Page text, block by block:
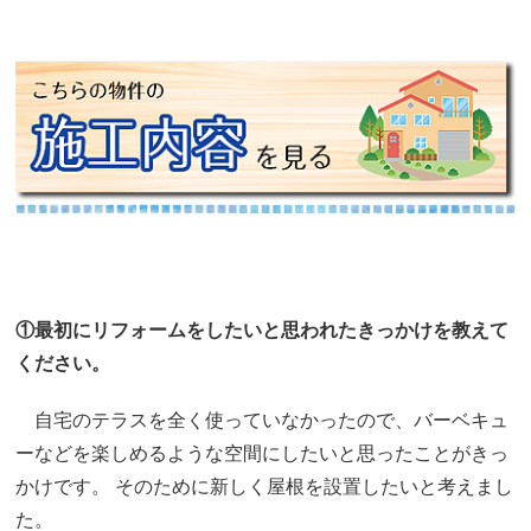
①最初にリフォームをしたいと思われたきっかけを教えて
ください。
自宅のテラスを全く使っていなかったので、バーベキュ
ーなどを楽しめるような空間にしたいと思ったことがきっ
かけです。 そのために新しく屋根を設置したいと考えまし
た。